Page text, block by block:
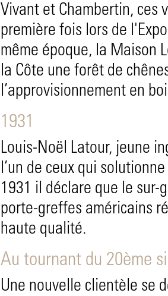
Vivant et Chambertin, ces
première fois lors de
même époque, la Maison
la Côte une forêt de
l’approvisionnement en
1931
Louis-Noël Latour, jeune
l’un de ceux qui
1931 il déclare que le sur-
porte-greffes américains
haute qualité.
Au tournant du 20ème
Une nouvelle clientèle se